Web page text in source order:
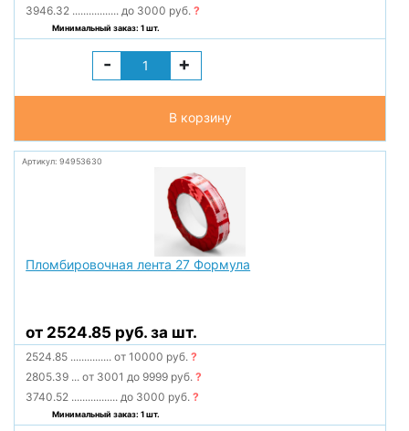
3946.32 ................. до 3000 руб.?
Минимальный заказ: 1 шт.
- +
В корзину
Артикул: 94953630
Пломбировочная лента 27 Формула
от 2524.85 руб. за шт.
2524.85 ............... от 10000 руб.?
2805.39 ... от 3001 до 9999 руб.?
3740.52 ................. до 3000 руб.?
Минимальный заказ: 1 шт.